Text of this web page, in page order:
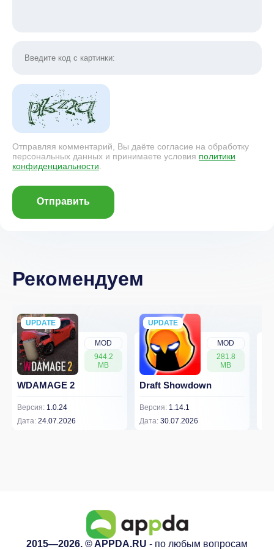
Отправляя комментарий, Вы даёте согласие на обработку
персональных данных и принимаете условия политики
конфиденциальности
Отправить
Рекомендуем
MOD
944.2
MB
UPDATE
NEW
WDAMAGE 2
Версия: 1.0.24
Дата: 24.07.2026
MOD
281.8
MB
UPDATE
NEW
Draft Showdown
Версия: 1.14.1
Дата: 30.07.2026
2015—2026. © APPDA.RU - по любым вопросам